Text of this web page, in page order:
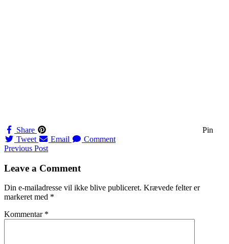
Share
Pin
Tweet
Email Comment
Navigation
til
Previous Post
Leave a Comment
Din e-mailadresse vil ikke blive publiceret. Krævede felter er
markeret med *
Kommentar *